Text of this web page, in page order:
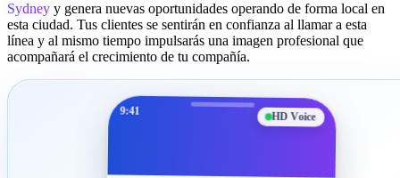
Sydney y genera nuevas oportunidades operando de forma local en
esta ciudad. Tus clientes se sentirán en confianza al llamar a esta
línea y al mismo tiempo impulsarás una imagen profesional que
acompañará el crecimiento de tu compañía.
9:41 HD Voice